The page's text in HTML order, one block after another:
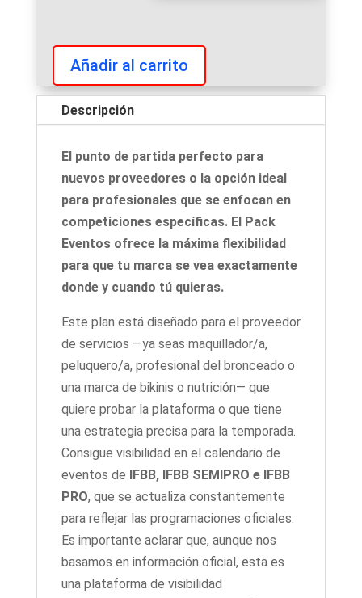
Suscripción
Pack
Eventos
Añadir al carrito
Descripción
El punto de partida perfecto para
nuevos proveedores o la opción ideal
para profesionales que se enfocan en
competiciones específicas. El Pack
Eventos ofrece la máxima flexibilidad
para que tu marca se vea exactamente
donde y cuando tú quieras.
Este plan está diseñado para el proveedor
de servicios —ya seas maquillador/a,
peluquero/a, profesional del bronceado o
una marca de bikinis o nutrición— que
quiere probar la plataforma o que tiene
una estrategia precisa para la temporada.
Consigue visibilidad en el calendario de
eventos de
IFBB, IFBB SEMIPRO e IFBB
PRO, que se actualiza constantemente
para reflejar las programaciones oficiales.
Es importante aclarar que, aunque nos
basamos en información oficial, esta es
una plataforma de visibilidad